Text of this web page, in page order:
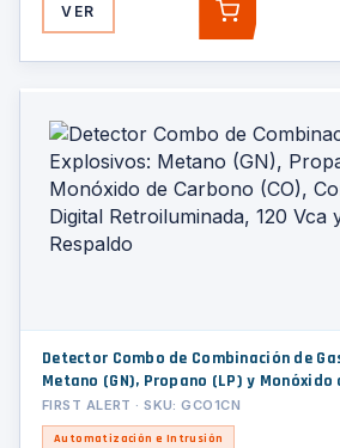
VER AGREGAR
Detector Combo de Combinación de
Metano (GN), Propano (LP) y Monóxido
Con Pantalla Digital Retroiluminada,
Respaldo
FIRST ALERT · SKU: GCO1CN
Automatización e Intrusión